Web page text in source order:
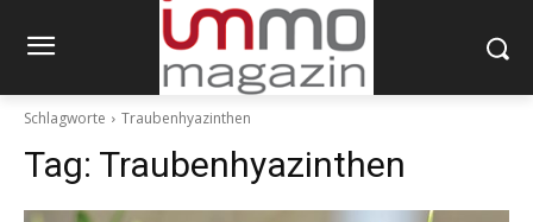
Schlagworte Traubenhyazinthen
Tag: Traubenhyazinthen